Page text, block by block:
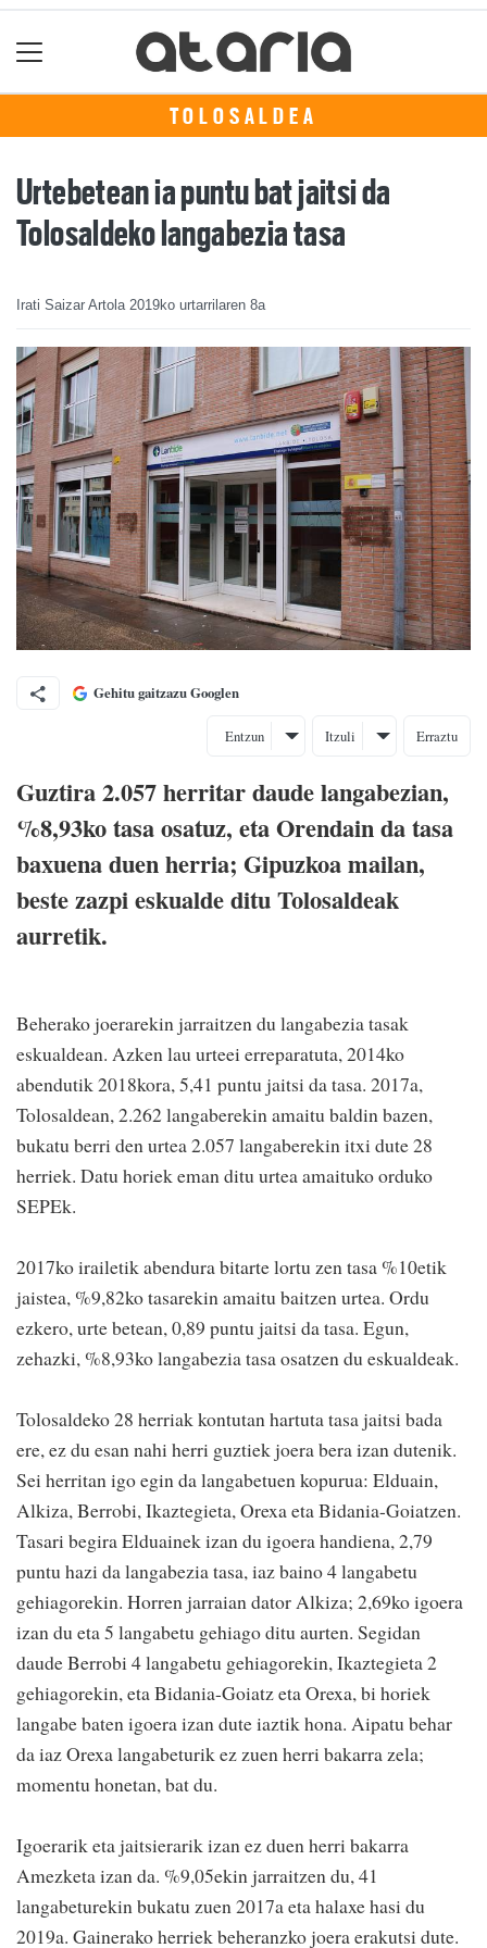
TOLOSALDEA
Urtebetean ia puntu bat jaitsi da
Tolosaldeko langabezia tasa
Irati Saizar Artola 2019ko urtarrilaren 8a
Gehitu gaitzazu Googlen
Entzun Itzuli Erraztu
Guztira 2.057 herritar daude langabezian,
%8,93ko tasa osatuz, eta Orendain da tasa
baxuena duen herria; Gipuzkoa mailan,
beste zazpi eskualde ditu Tolosaldeak
aurretik.
Beherako joerarekin jarraitzen du langabezia tasak
eskualdean. Azken lau urteei erreparatuta, 2014ko
abendutik 2018kora, 5,41 puntu jaitsi da tasa. 2017a,
Tolosaldean, 2.262 langaberekin amaitu baldin bazen,
bukatu berri den urtea 2.057 langaberekin itxi dute 28
herriek. Datu horiek eman ditu urtea amaituko orduko
SEPEk.
2017ko irailetik abendura bitarte lortu zen tasa %10etik
jaistea, %9,82ko tasarekin amaitu baitzen urtea. Ordu
ezkero, urte betean, 0,89 puntu jaitsi da tasa. Egun,
zehazki, %8,93ko langabezia tasa osatzen du eskualdeak.
Tolosaldeko 28 herriak kontutan hartuta tasa jaitsi bada
ere, ez du esan nahi herri guztiek joera bera izan dutenik.
Sei herritan igo egin da langabetuen kopurua: Elduain,
Alkiza, Berrobi, Ikaztegieta, Orexa eta Bidania-Goiatzen.
Tasari begira Elduainek izan du igoera handiena, 2,79
puntu hazi da langabezia tasa, iaz baino 4 langabetu
gehiagorekin. Horren jarraian dator Alkiza; 2,69ko igoera
izan du eta 5 langabetu gehiago ditu aurten. Segidan
daude Berrobi 4 langabetu gehiagorekin, Ikaztegieta 2
gehiagorekin, eta Bidania-Goiatz eta Orexa, bi horiek
langabe baten igoera izan dute iaztik hona. Aipatu behar
da iaz Orexa langabeturik ez zuen herri bakarra zela;
momentu honetan, bat du.
Igoerarik eta jaitsierarik izan ez duen herri bakarra
Amezketa izan da. %9,05ekin jarraitzen du, 41
langabeturekin bukatu zuen 2017a eta halaxe hasi du
2019a. Gainerako herriek beheranzko joera erakutsi dute.